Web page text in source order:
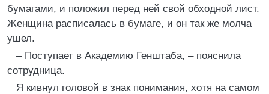
бумагами, и положил перед ней свой обходной лист.
Женщина расписалась в бумаге, и он так же молча
ушел.
– Поступает в Академию Генштаба, – пояснила
сотрудница.
Я кивнул головой в знак понимания, хотя на самом